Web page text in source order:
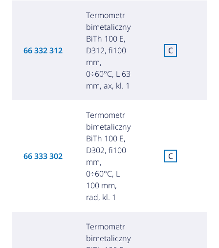
66 332 312
Termometr
bimetaliczny
BiTh 100 E,
D312, fi100
mm,
0÷60°C, L 63
mm, ax, kl. 1
C
66 333 302
Termometr
bimetaliczny
BiTh 100 E,
D302, fi100
mm,
0÷60°C, L
100 mm,
rad, kl. 1
C
Termometr
bimetaliczny